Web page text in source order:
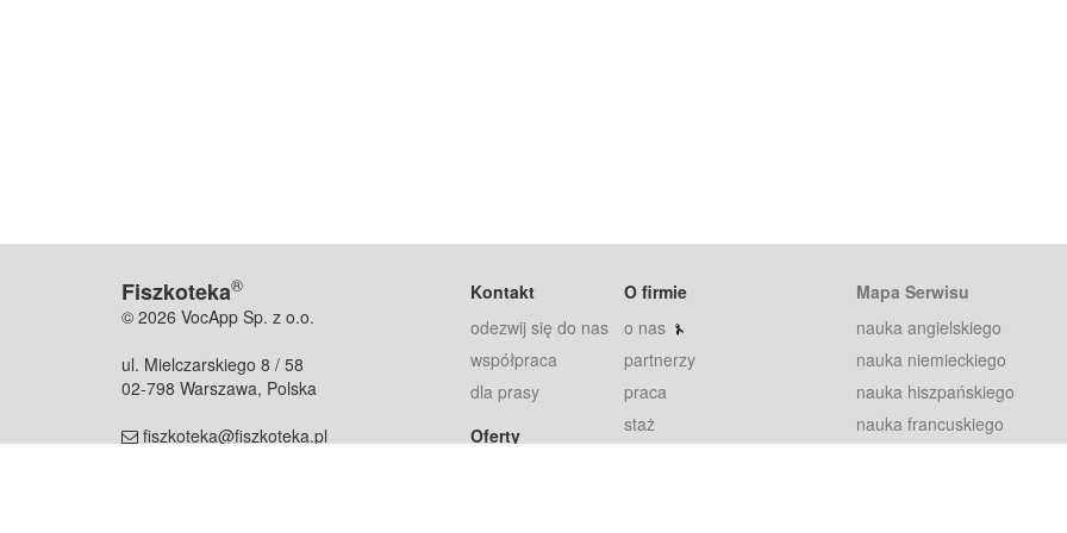
Fiszkoteka®
© 2026 VocApp Sp. z o.o.
ul. Mielczarskiego 8 / 58
02-798 Warszawa, Polska
fiszkoteka@fiszkoteka.pl
Kontakt
odezwij się do nas
współpraca
dla prasy
Oferty
O firmie
o nas
partnerzy
praca
staż
Mapa Serwisu
nauka angielskiego
nauka niemieckiego
nauka hiszpańskiego
nauka francuskiego